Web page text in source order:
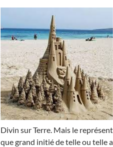
Divin sur Terre. Mais le
que grand initié de telle ou telle